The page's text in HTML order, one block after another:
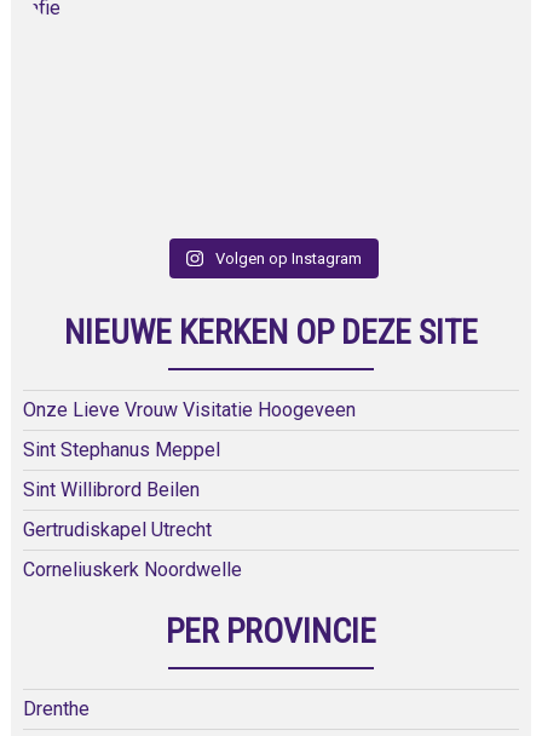
Volgen op Instagram
NIEUWE KERKEN OP DEZE SITE
Onze Lieve Vrouw Visitatie Hoogeveen
Sint Stephanus Meppel
Sint Willibrord Beilen
Gertrudiskapel Utrecht
Corneliuskerk Noordwelle
PER PROVINCIE
Drenthe